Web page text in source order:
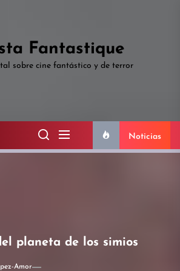
Fantastique
sobre cine fantástico y de terror
Noticias
planeta de los simios
Amor